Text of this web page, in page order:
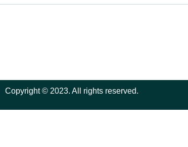
Copyright © 2023. All rights reserved.